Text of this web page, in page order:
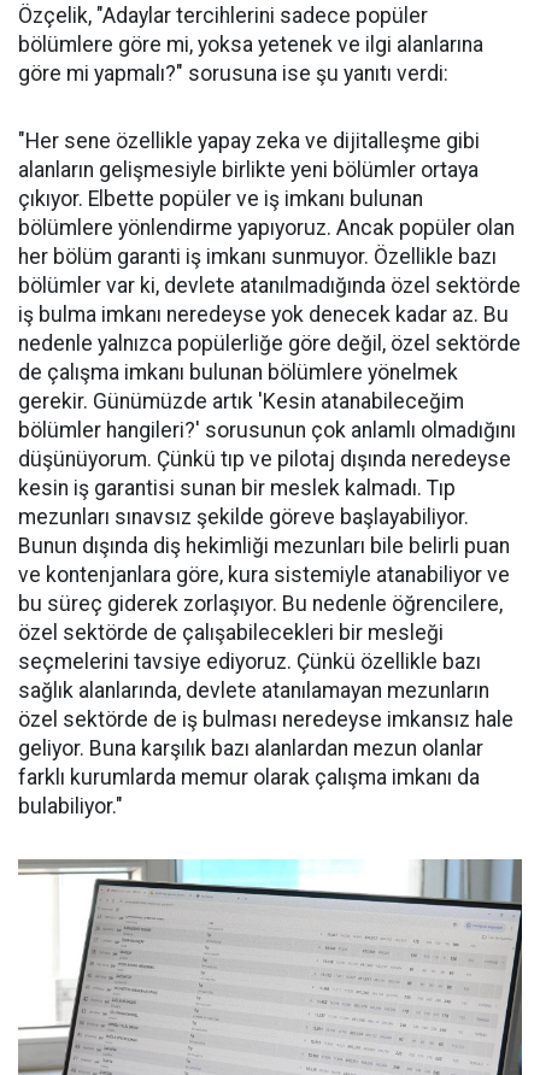
Özçelik, "Adaylar tercihlerini sadece popüler
bölümlere göre mi, yoksa yetenek ve ilgi alanlarına
göre mi yapmalı?" sorusuna ise şu yanıtı verdi:
"Her sene özellikle yapay zeka ve dijitalleşme gibi
alanların gelişmesiyle birlikte yeni bölümler ortaya
çıkıyor. Elbette popüler ve iş imkanı bulunan
bölümlere yönlendirme yapıyoruz. Ancak popüler olan
her bölüm garanti iş imkanı sunmuyor. Özellikle bazı
bölümler var ki, devlete atanılmadığında özel sektörde
iş bulma imkanı neredeyse yok denecek kadar az. Bu
nedenle yalnızca popülerliğe göre değil, özel sektörde
de çalışma imkanı bulunan bölümlere yönelmek
gerekir. Günümüzde artık 'Kesin atanabileceğim
bölümler hangileri?' sorusunun çok anlamlı olmadığını
düşünüyorum. Çünkü tıp ve pilotaj dışında neredeyse
kesin iş garantisi sunan bir meslek kalmadı. Tıp
mezunları sınavsız şekilde göreve başlayabiliyor.
Bunun dışında diş hekimliği mezunları bile belirli puan
ve kontenjanlara göre, kura sistemiyle atanabiliyor ve
bu süreç giderek zorlaşıyor. Bu nedenle öğrencilere,
özel sektörde de çalışabilecekleri bir mesleği
seçmelerini tavsiye ediyoruz. Çünkü özellikle bazı
sağlık alanlarında, devlete atanılamayan mezunların
özel sektörde de iş bulması neredeyse imkansız hale
geliyor. Buna karşılık bazı alanlardan mezun olanlar
farklı kurumlarda memur olarak çalışma imkanı da
bulabiliyor."